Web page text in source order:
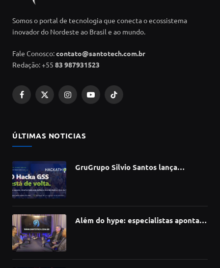
Somos o portal de tecnologia que conecta o ecossistema
inovador do Nordeste ao Brasil e ao mundo.
Fale Conosco:contato@santotech.com.br
Redação: +55 83 987931523
Facebook
X
InstagramYouTubeTikTok
ÚLTIMAS NOTICIAS
GruGrupo Silvio Santos lança
Além do hype: especialistas apontam